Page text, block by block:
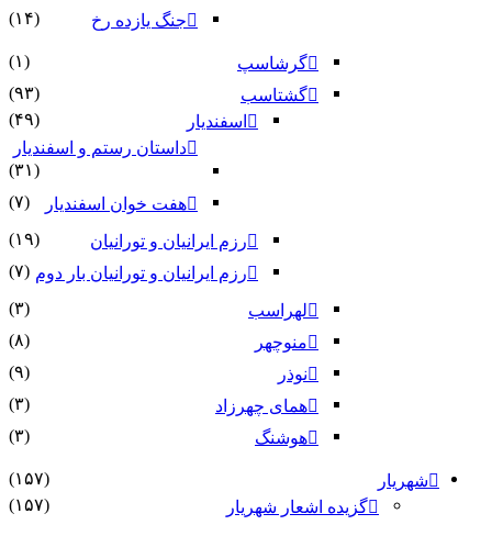
جنگ یازده رخ
(۱۴)
گرشاسپ
(۱)
گشتاسب
(۹۳)
اسفندیار
(۴۹)
داستان رستم و اسفندیار
(۳۱)
هفت خوان اسفندیار
(۷)
رزم ایرانیان و تورانیان
(۱۹)
رزم ایرانیان و تورانیان بار دوم (۷)
لهراسب
(۳)
منوچهر
(۸)
نوذر
(۹)
هماى چهرزاد
(۳)
هوشنگ
(۳)
شهریار
(۱۵۷)
گزیده اشعار شهریار
(۱۵۷)